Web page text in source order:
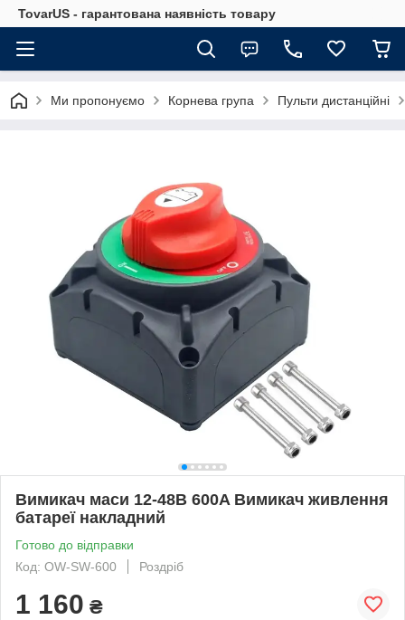
TovarUS - гарантована наявність товару
Ми пропонуємо Корнева група Пульти дистанційні
Вимикач маси 12-48В 600A Вимикач живлення
батареї накладний
Готово до відправки
Код: OW-SW-600
Роздріб
1 160 ₴